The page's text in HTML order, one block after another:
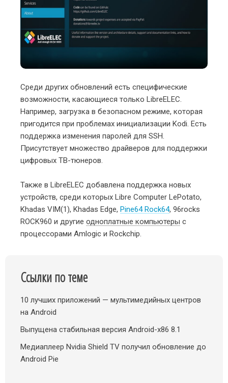
Среди других обновлений есть специфические
возможности, касающиеся только LibreELEC.
Например, загрузка в безопасном режиме, которая
пригодится при проблемах инициализации Kodi. Есть
поддержка изменения паролей для SSH.
Присутствует множество драйверов для поддержки
цифровых ТВ-тюнеров.
Также в LibreELEC добавлена поддержка новых
устройств, среди которых Libre Computer LePotato,
Khadas VIM(1), Khadas Edge, Pine64 Rock64, 96rocks
ROCK960 и другие одноплатные компьютеры с
процессорами Amlogic и Rockchip.
Ссылки по теме
10 лучших приложений — мультимедийных центров
на Android
Выпущена стабильная версия Android-x86 8.1
Медиаплеер Nvidia Shield TV получил обновление до
Android Pie